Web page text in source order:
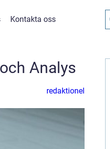
Kontakta oss
Analys
redaktionel